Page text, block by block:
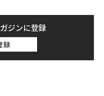
ジンに登録
録